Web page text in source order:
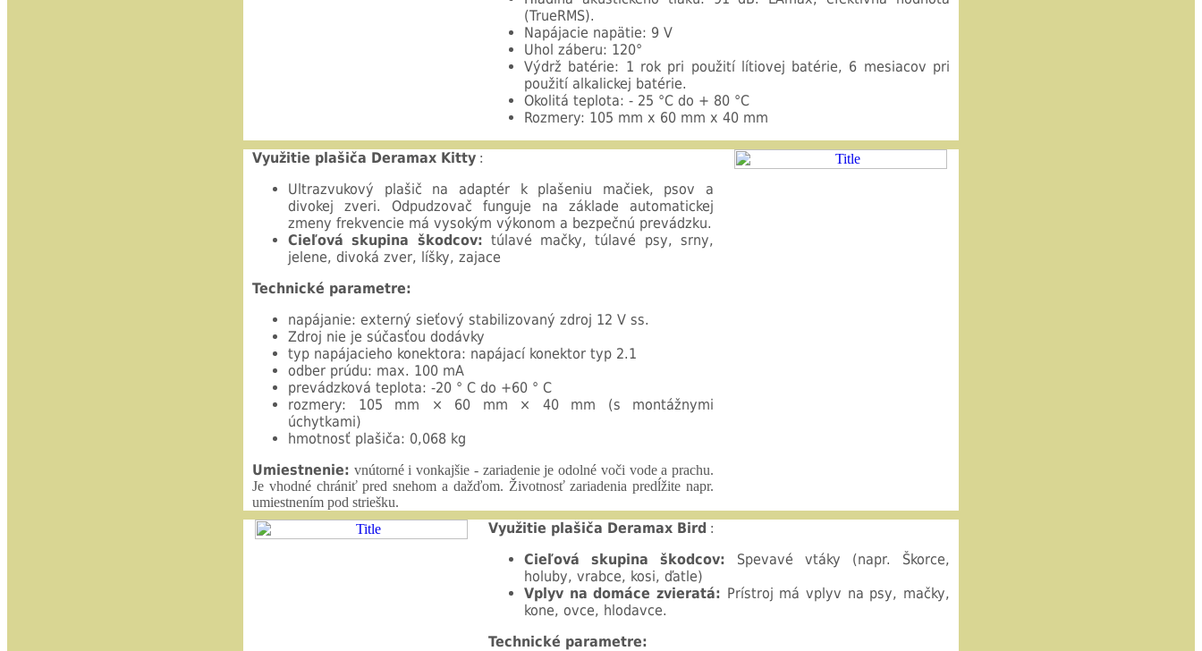
(TrueRMS).
Napájacie napätie: 9 V
Uhol záberu: 120°
Výdrž batérie: 1 rok pri použití lítiovej batérie, 6 mesiacov pri
použití alkalickej batérie.
Okolitá teplota: - 25 °C do + 80 °C
Rozmery: 105 mm x 60 mm x 40 mm
Využitie plašiča Deramax Kitty :
Ultrazvukový plašič na adaptér k plašeniu mačiek, psov a
divokej zveri. Odpudzovač funguje na základe automatickej
zmeny frekvencie má vysokým výkonom a bezpečnú prevádzku.
Cieľová skupina škodcov: túlavé mačky, túlavé psy, srny,
jelene, divoká zver, líšky, zajace
Technické parametre:
napájanie: externý sieťový stabilizovaný zdroj 12 V ss.
Zdroj nie je súčasťou dodávky
typ napájacieho konektora: napájací konektor typ 2.1
odber prúdu: max. 100 mA
prevádzková teplota: -20 ° C do +60 ° C
rozmery: 105 mm × 60 mm × 40 mm (s montážnymi
úchytkami)
hmotnosť plašiča: 0,068 kg
Umiestnenie: vnútorné i vonkajšie - zariadenie je odolné voči vode a prachu.
Je vhodné chrániť pred snehom a dažďom. Životnosť zariadenia predĺžite napr.
umiestnením pod striešku.
Využitie plašiča Deramax Bird :
Cieľová skupina škodcov: Spevavé vtáky (napr. Škorce,
holuby, vrabce, kosi, ďatle)
Vplyv na domáce zvieratá: Prístroj má vplyv na psy, mačky,
kone, ovce, hlodavce.
Technické parametre: